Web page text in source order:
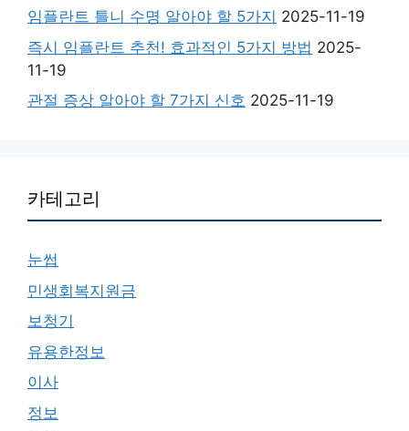
임플란트 틀니 수명 알아야 할 5가지 2025-11-19
즉시 임플란트 추천! 효과적인 5가지 방법 2025-
11-19
관절 증상 알아야 할 7가지 신호 2025-11-19
카테고리
눈썹
민생회복지원금
보청기
유용한정보
이사
정보